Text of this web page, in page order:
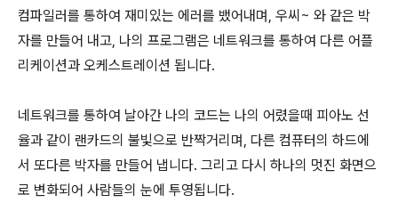
컴파일러를 통하여 재미있는 에러를 뱄어내며, 우씨~ 와 같은 박
자를 만들어 내고, 나의 프로그램은 네트워크를 통하여 다른 어플
리케이션과 오케스트레이션 됩니다.
네트워크를 통하여 날아간 나의 코드는 나의 어렸을때 피아노 선
율과 같이 랜카드의 불빛으로 반짝거리며, 다른 컴퓨터의 하드에
서 또다른 박자를 만들어 냅니다. 그리고 다시 하나의 멋진 화면으
로 변화되어 사람들의 눈에 투영됩니다.